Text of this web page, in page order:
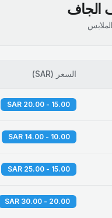
الجاف
السعر (
SAR
)
15.00 - 20.00 SAR
10.00 - 14.00 SAR
15.00 - 25.00 SAR
20.00 - 30.00 SAR